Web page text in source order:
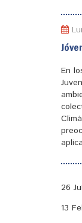
En
26 Jul
13